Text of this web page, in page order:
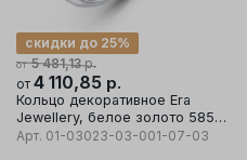
от 5 481,13р.
скидки до 25%
от 4 110,85 р.
Кольцо декоративное Era
Jewellery, белое золото 585
проба, вставка бриллиант
Арт. 01-03023-03-001-07-03